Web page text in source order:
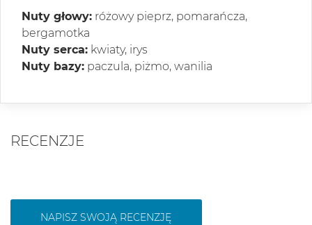
Nuty głowy: różowy pieprz, pomarańcza,
bergamotka
Nuty serca: kwiaty, irys
Nuty bazy: paczula, piżmo, wanilia
RECENZJE
NAPISZ SWOJĄ RECENZJĘ